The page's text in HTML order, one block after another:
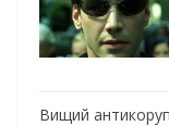
Вищий